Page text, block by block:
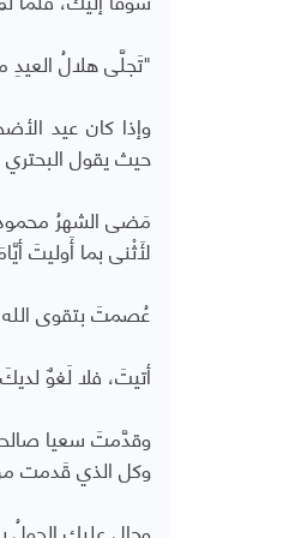
"تَجلَّى هلالُ
وإذا كان عيد
حيث يقول البحتري
مَضى الشهرُ
لأَثْنى بما أَوليتَ
عُصمتَ بتقوى الله
أتيتَ، فلا لَغوٌ
وقدَّمتَ سعيا
وكل الذي قَدمت
وحال عليك الحولُ